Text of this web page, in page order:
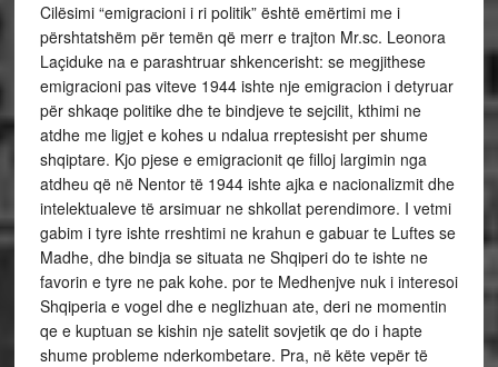
Cilësimi “emigracioni i ri politik” është emërtimi me i
përshtatshëm për temën që merr e trajton Mr.sc. Leonora
Laçiduke na e parashtruar shkencerisht: se megjithese
emigracioni pas viteve 1944 ishte nje emigracion i detyruar
për shkaqe politike dhe te bindjeve te sejcilit, kthimi ne
atdhe me ligjet e kohes u ndalua rreptesisht per shume
shqiptare. Kjo pjese e emigracionit qe filloj largimin nga
atdheu që në Nentor të 1944 ishte ajka e nacionalizmit dhe
intelektualeve të arsimuar ne shkollat perendimore. I vetmi
gabim i tyre ishte rreshtimi ne krahun e gabuar te Luftes se
Madhe, dhe bindja se situata ne Shqiperi do te ishte ne
favorin e tyre ne pak kohe. por te Medhenjve nuk i interesoi
Shqiperia e vogel dhe e neglizhuan ate, deri ne momentin
qe e kuptuan se kishin nje satelit sovjetik qe do i hapte
shume probleme nderkombetare. Pra, në këte vepër të